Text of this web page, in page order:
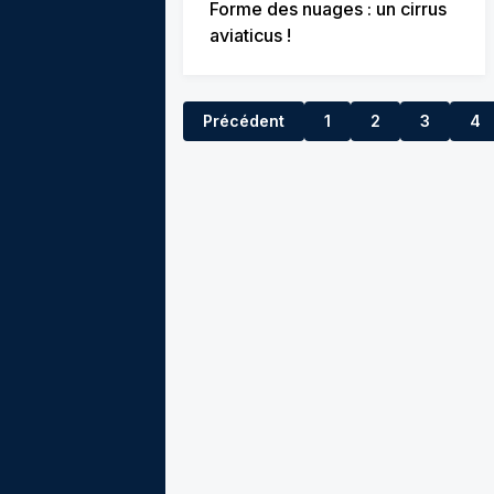
Forme des nuages : un cirrus
aviaticus !
Précédent 1 2 3 4